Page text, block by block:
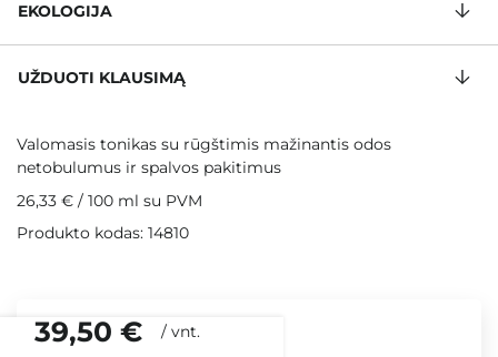
39,50 € / vnt.
EKOLOGIJA
UŽDUOTI KLAUSIMĄ
Valomasis tonikas su rūgštimis mažinantis odos
netobulumus ir spalvos pakitimus
26,33 € / 100 ml su PVM
Produkto kodas: 14810